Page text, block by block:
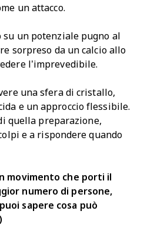
un attacco.
un potenziale pugno al
sorpreso da un calcio allo
l’imprevedibile.
una sfera di cristallo,
e un approccio flessibile.
quella preparazione,
e a rispondere quando
movimento che porti il
numero di persone,
sapere cosa può